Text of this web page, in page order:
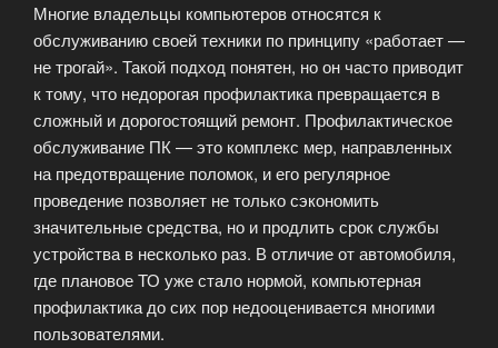
Многие владельцы компьютеров относятся к
обслуживанию своей техники по принципу «работает —
не трогай». Такой подход понятен, но он часто приводит
к тому, что недорогая профилактика превращается в
сложный и дорогостоящий ремонт. Профилактическое
обслуживание ПК — это комплекс мер, направленных
на предотвращение поломок, и его регулярное
проведение позволяет не только сэкономить
значительные средства, но и продлить срок службы
устройства в несколько раз. В отличие от автомобиля,
где плановое ТО уже стало нормой, компьютерная
профилактика до сих пор недооценивается многими
пользователями.